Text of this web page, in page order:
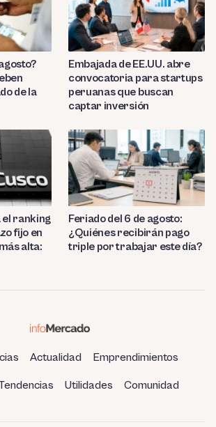
de la
Embajada de EE.UU. abre
convocatoria para startups
peruanas que buscan
captar inversión
el ranking
fijo en
alta:
Feriado del 6 de agosto:
¿Quiénes recibirán pago
triple por trabajar este día?
Actualidad Emprendimientos
Utilidades Comunidad